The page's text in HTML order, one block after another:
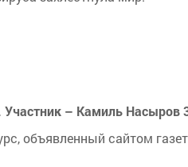
Участник – Камиль Насыров
объявленный сайтом